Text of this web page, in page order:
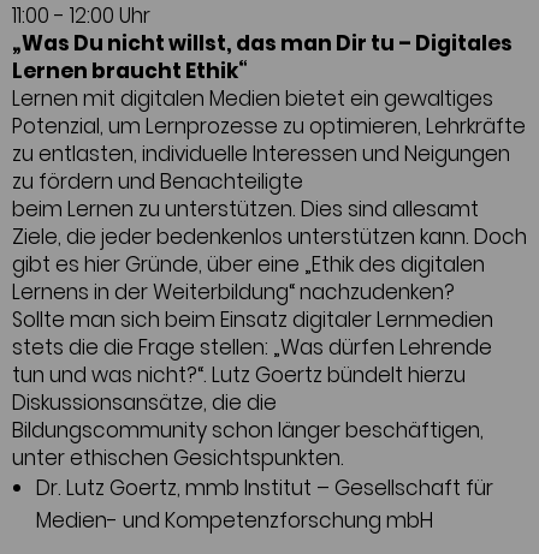
11:00 - 12:00 Uhr
„Was Du nicht willst, das man Dir tu – Digitales
Lernen braucht Ethik“
Lernen mit digitalen Medien bietet ein gewaltiges
Potenzial, um Lernprozesse zu optimieren, Lehrkräfte
zu entlasten, individuelle Interessen und Neigungen
zu fördern und Benachteiligte
beim Lernen zu unterstützen. Dies sind allesamt
Ziele, die jeder bedenkenlos unterstützen kann. Doch
gibt es hier Gründe, über eine „Ethik des digitalen
Lernens in der Weiterbildung“ nachzudenken?
Sollte man sich beim Einsatz digitaler Lernmedien
stets die die Frage stellen: „Was dürfen Lehrende
tun und was nicht?“. Lutz Goertz bündelt hierzu
Diskussionsansätze, die die
Bildungscommunity schon länger beschäftigen,
unter ethischen Gesichtspunkten.
Dr. Lutz Goertz, mmb Institut – Gesellschaft für
Medien- und Kompetenzforschung mbH